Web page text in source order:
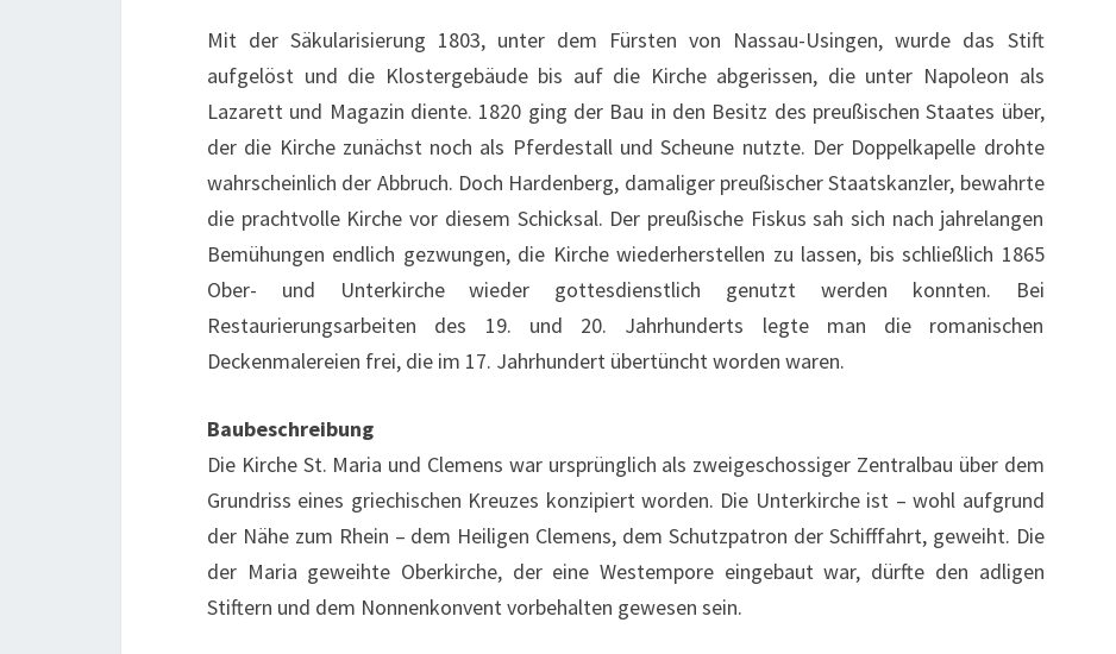
Mit der Säkularisierung 1803, unter dem Fürsten von Nassau-Usingen, wurde das Stift
aufgelöst und die Klostergebäude bis auf die Kirche abgerissen, die unter Napoleon als
Lazarett und Magazin diente. 1820 ging der Bau in den Besitz des preußischen Staates über,
der die Kirche zunächst noch als Pferdestall und Scheune nutzte. Der Doppelkapelle drohte
wahrscheinlich der Abbruch. Doch Hardenberg, damaliger preußischer Staatskanzler, bewahrte
die prachtvolle Kirche vor diesem Schicksal. Der preußische Fiskus sah sich nach jahrelangen
Bemühungen endlich gezwungen, die Kirche wiederherstellen zu lassen, bis schließlich 1865
Ober- und Unterkirche wieder gottesdienstlich genutzt werden konnten. Bei
Restaurierungsarbeiten des 19. und 20. Jahrhunderts legte man die romanischen
Deckenmalereien frei, die im 17. Jahrhundert übertüncht worden waren.
Baubeschreibung
Die Kirche St. Maria und Clemens war ursprünglich als zweigeschossiger Zentralbau über dem
Grundriss eines griechischen Kreuzes konzipiert worden. Die Unterkirche ist – wohl aufgrund
der Nähe zum Rhein – dem Heiligen Clemens, dem Schutzpatron der Schifffahrt, geweiht. Die
der Maria geweihte Oberkirche, der eine Westempore eingebaut war, dürfte den adligen
Stiftern und dem Nonnenkonvent vorbehalten gewesen sein.